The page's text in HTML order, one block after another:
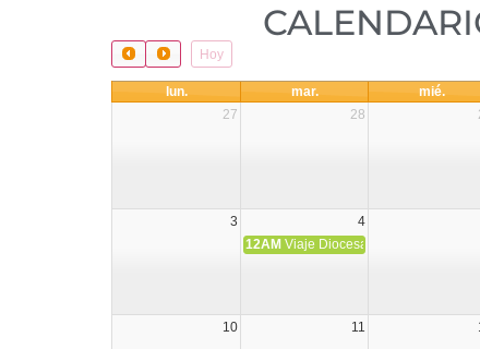
Hoy
lun. mar. mié.
27
28
3 4
12AM Viaje Diocesano a Japón.
10 11